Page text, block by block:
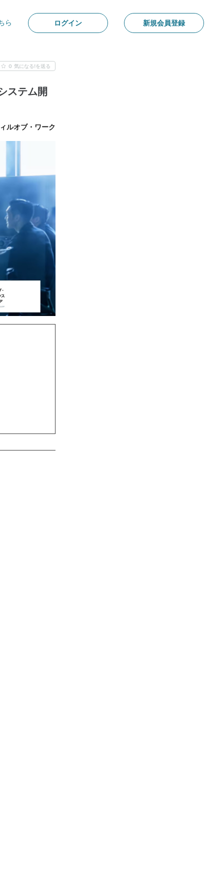
ら ログイン 新規会員登録
0 気になる!を送る
ステム開
ルオブ・ワーク